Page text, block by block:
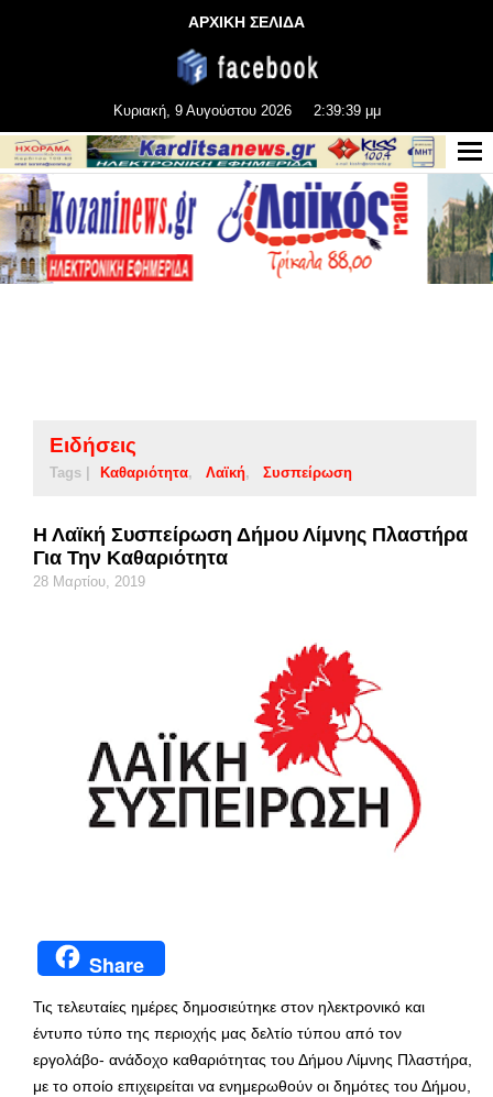
ΑΡΧΙΚΗ ΣΕΛΙΔΑ
Κυριακή, 9 Αυγούστου 2026 2:39:40 μμ
Ειδήσεις
Tags | Καθαριότητα Λαϊκή Συσπείρωση
Η Λαϊκή Συσπείρωση Δήμου Λίμνης Πλαστήρα
Για Την Καθαριότητα
28 Μαρτίου, 2019
Share
Τις τελευταίες ημέρες δημοσιεύτηκε στον ηλεκτρονικό και
έντυπο τύπο της περιοχής μας δελτίο τύπου από τον
εργολάβο- ανάδοχο καθαριότητας του Δήμου Λίμνης Πλαστήρα,
με το οποίο επιχειρείται να ενημερωθούν οι δημότες του Δήμου,